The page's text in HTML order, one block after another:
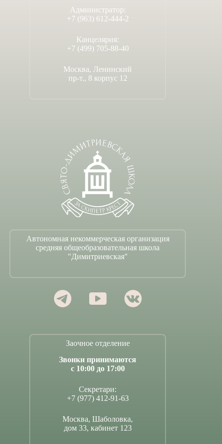
Администратор:
+7 (963) 612-444-2
Канцелярия:
+7 (499) 705-88-40
Москва, Ленинский
пр-т., 8 корпус 12
Автономная некоммерческая организация
средняя общеобразовательная школа
"Димитриевская"
Заочное отделение
Звонки принимаются
с 10:00 до 17:00
Секретари:
+7 (977) 412-91-63
Москва, Шаболовка,
дом 33, кабинет 123